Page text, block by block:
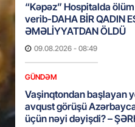
“Kəpəz” Hospitalda
verib-DAHA BİR QADIN
ƏMƏLİYYATDAN ÖLDÜ
09.08.2026 - 08:49
GÜNDƏM
Vaşinqtondan başlayan
avqust görüşü
üçün nəyi dəyişdi? –